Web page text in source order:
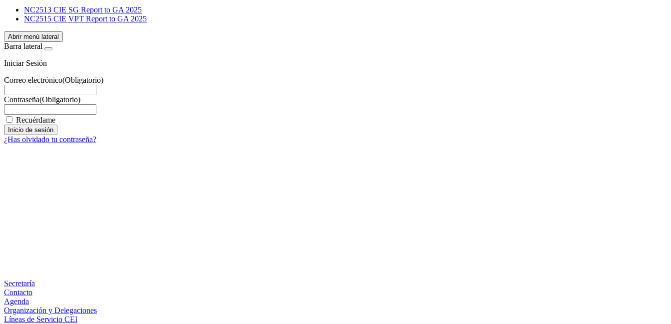
WhatsApp
NC2513 CIE SG Report to GA 2025
NC2515 CIE VPT Report to GA 2025
Abrir menú lateral
Barra lateral
Iniciar Sesión
Correo electrónico(Obligatorio)
Contraseña(Obligatorio)
Recuérdame
¿Has olvidado tu contraseña?
Secretaría
Contacto
Agenda
Organización y Delegaciones
Líneas de Servicio CEI